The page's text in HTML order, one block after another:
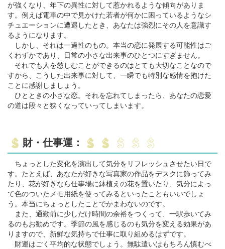
が強くなり、年下の異性に対して惹かれるような傾向がありま
す。例えば電車の中で見かけた若者が何かに困っているようなシ
チュエーションに遭遇したとき、あなたは強烈にその人を意識す
るようになります。
しかし、それは一過性のもの。本当の恋に発展する可能性はご
くわずかであり、日常の小さな出来事のひとつにすぎません。
それでも人を慈しむことができるのはとても大切なことなので
すから、こうした出来事に対して、一瞬でも特別な感情を抱けた
ことに感謝しましょう。
ひとときの小さな恋。それを忘れてしまったら、あなたの恋愛
の道は段々と狭くなっていってしまいます。
財・仕事運：
ちょっとした変化を演出して気分をリフレッシュさせたい日で
す。たとえば、あなたが好きな写真家の作品をデスクに飾ってみ
たり、花が好きなら仕事場に鉢植えの花を置いたり、気分によっ
て色のついたメモ用紙を使ってみるといったこともいいでしょ
う。本当にちょっとしたことでかまわないのです。
また、通勤前に少しだけ時間の余裕をつくって、一駅歩いてみ
るのもお勧めです。季節の風を感じるのも気分を変える効果があ
りますので、新鮮な気持ちで仕事に取り組めるはずです。
財運はごく平均的な状態でしょう。無駄遣いはもちろん慎むべ